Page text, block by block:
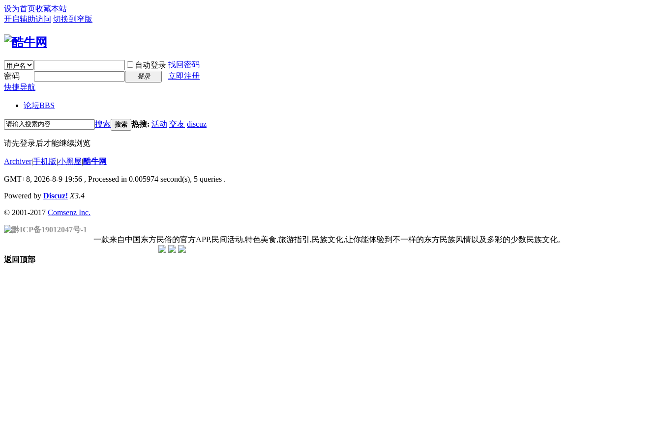
设为首页收藏本站
开启辅助访问 切换到窄版
自动登录 找回密码
密码
登录
立即注册
快捷导航
论坛BBS
搜索 搜索 热搜: 活动 交友 discuz
请先登录后才能继续浏览
Archiver|手机版|小黑屋|酷牛网
GMT+8, 2026-8-9 19:56 , Processed in 0.005974 second(s), 5 queries .
Powered by Discuz! X3.4
© 2001-2017 Comsenz Inc.
黔ICP备19012047号-1
一款来自中国东方民俗的官方APP,民间活动,特色美食,旅游指引,民族文化,让你能体验到不一样的东方民族风情以及多彩的少数民族文化。
返回顶部